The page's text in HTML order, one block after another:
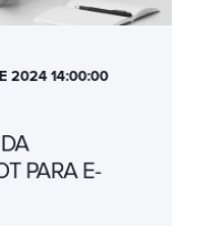
2024 14:00:00
PARA E-